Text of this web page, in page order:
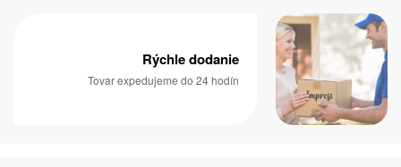
Rýchle dodanie
Tovar expedujeme do 24 hodín